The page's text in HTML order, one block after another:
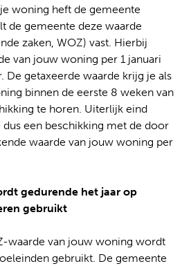
woning heft de gemeente
de gemeente deze waarde
zaken, WOZ) vast. Hierbij
van jouw woning per 1 januari
De getaxeerde waarde krijg je als
binnen de eerste 8 weken van
te horen. Uiterlijk eind
een beschikking met de door
waarde van jouw woning per
gedurende het jaar op
gebruikt
waarde van jouw woning wordt
gebruikt. De gemeente